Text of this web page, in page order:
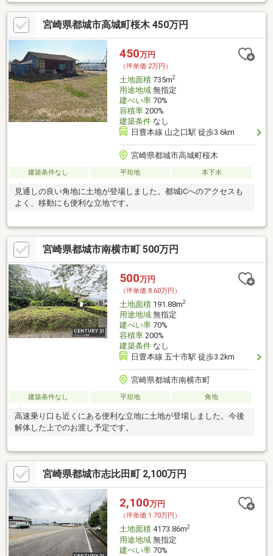
宮崎県都城市高城町桜木 450万円
450万円
（坪単価:2万円）
土地面積735m2
用途地域無指定
建ぺい率70%
容積率200%
建築条件なし
日豊本線 山之口駅 徒歩3.6km
宮崎県都城市高城町桜木
建築条件なし 平坦地 本下水
見通しの良い角地に土地が登場しました。都城ICへのアクセスも
よく、移動にも便利な立地です。
宮崎県都城市南横市町 500万円
500万円
（坪単価:8.60万円）
土地面積191.88m2
用途地域無指定
建ぺい率70%
容積率200%
建築条件なし
日豊本線 五十市駅 徒歩3.2km
宮崎県都城市南横市町
建築条件なし 平坦地 角地
高速乗り口も近くにある便利な立地に土地が登場しました。今後
解体した上でのお渡し予定です。
宮崎県都城市志比田町 2,100万円
2,100万円
（坪単価:1.70万円）
土地面積4173.86m2
用途地域無指定
建ぺい率70%